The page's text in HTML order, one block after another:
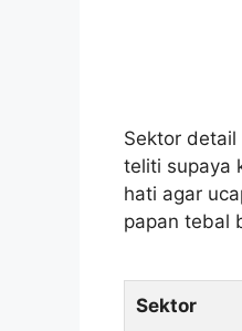
Sektor detail
teliti supaya
hati agar
papan tebal
Sektor